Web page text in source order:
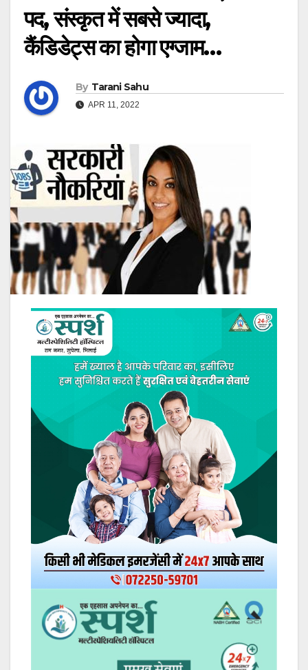
पद, संस्कृत में सबसे ज्यादा,
कैंडिडेट्स का होगा एग्जाम…
By Tarani Sahu
APR 11, 2022